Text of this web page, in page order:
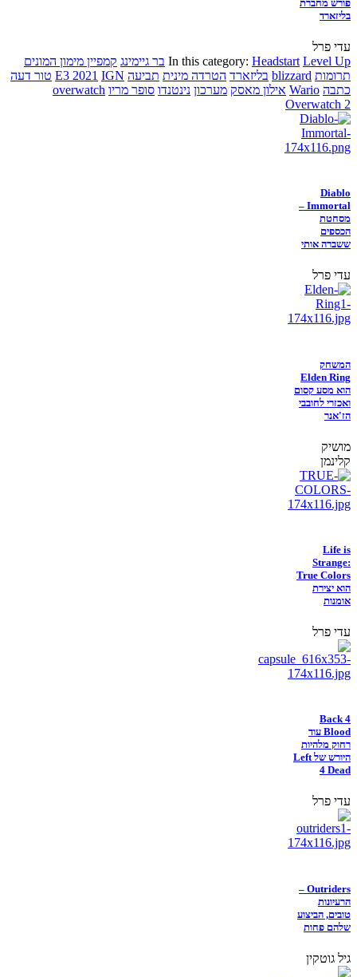
פורש מחברת
בליזארד
עדי פרל
In this category: Headstart Level Up בר גיימינג קמפיין מימון המונים
תרומות blizzard בליזארד הטרדה מינית תביעה E3 2021 IGN
טור דעה
כתבה Wario אילון מאסק מערכון נינטנדו סופר מריו overwatch
Overwatch 2
Diablo
Immortal –
מסחטת
הכספים
ששברה אותי
עדי פרל
המשחק
Elden Ring
הוא מסע קסום
ואכזרי לחובבי
הז'אנר
מושיק
קלינמן
Life is
Strange:
True Colors
הוא יצירת
אומנות
עדי פרל
Back 4
Blood עוד
רחוק מלהיות
היורש של Left
4 Dead
עדי פרל
Outriders –
הרעיונות
טובים, הביצוע
שלהם פחות
גיל גוטקין